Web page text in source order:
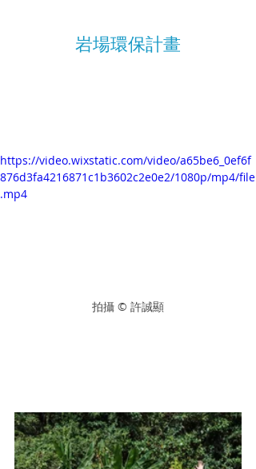
岩場環保計畫
https://video.wixstatic.com/video/a65be6_0ef6f
876d3fa4216871c1b3602c2e0e2/1080p/mp4/file
.mp4
拍攝 © 許誠顯